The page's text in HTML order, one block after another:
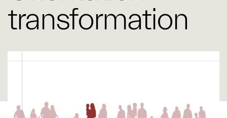
transformation